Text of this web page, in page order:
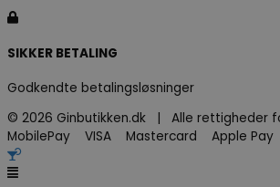
SIKKER BETALING
Godkendte betalingsløsninger
© 2026 Ginbutikken.dk | Alle rettigheder
MobilePay VISA Mastercard Apple Pay